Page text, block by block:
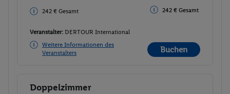
242 € Gesamt 242 € Gesamt
Veranstalter: DERTOUR International
Weitere Informationen des
Veranstalters
Buchen
Buchen
Doppelzimmer